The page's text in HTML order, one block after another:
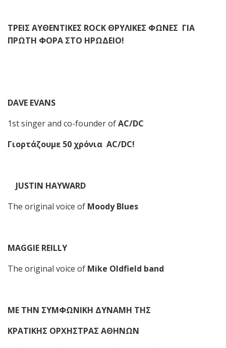
ΤΡΕΙΣ ΑΥΘΕΝΤΙΚΕΣ ROCK ΘΡΥΛΙΚΕΣ ΦΩΝΕΣ ΓΙΑ
ΠΡΩΤΗ ΦΟΡΑ ΣΤΟ ΗΡΩΔΕΙΟ!
DAVE EVANS
1st singer and co-founder ofAC/DC
Γιορτάζουμε 50 χρόνια AC/DC!
JUSTIN HAYWARD
The original voice of Moody Blues
MAGGIE REILLY
The original voice of Mike Oldfield band
ME THN ΣΥΜΦΩΝΙΚΗ ΔΥΝΑΜΗ ΤΗΣ
ΚΡΑΤΙΚΗΣ ΟΡΧΗΣΤΡΑΣ ΑΘΗΝΩΝ